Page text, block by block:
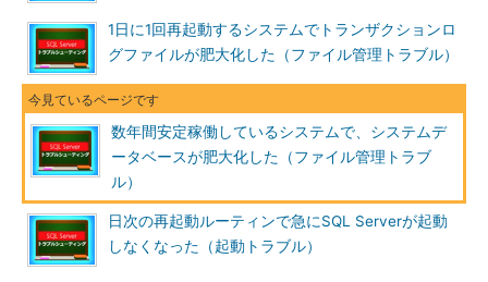
1日に1回再起動するシステムでトランザクションロ
グファイルが肥大化した（ファイル管理トラブル）
数年間安定稼働しているシステムで、システムデ
ータベースが肥大化した（ファイル管理トラブ
ル）
日次の再起動ルーティンで急にSQL Serverが起動
しなくなった（起動トラブル）